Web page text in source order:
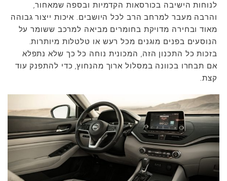
לנוחות הישיבה בכורסאות הקדמיות ובספה שמאחור,
והרבה מעבר למרחב הרב לכל היושבים. איכות ייצור גבוהה
מאוד ובחירה מדויקת בחומרים מביאה למרכב ששומר על
הנוסעים בפנים מוגנים מכל רעש או טלטלות מיותרות.
בזכות כל התכנון הזה, המכונית נוחה כל כך שלא נתפלא
אם תבחרו בכוונה במסלול ארוך מהנחוץ, כדי להתפנק עוד
קצת.